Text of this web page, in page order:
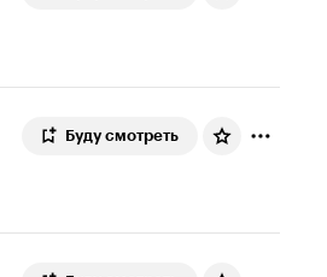
Буду смотреть